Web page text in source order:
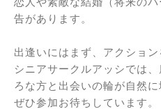
告があります。
出逢いにはまず、アクション
シニアサークルアッシでは
ろな方と出会いの輪が自然に
ぜひ参加お待ちしています。